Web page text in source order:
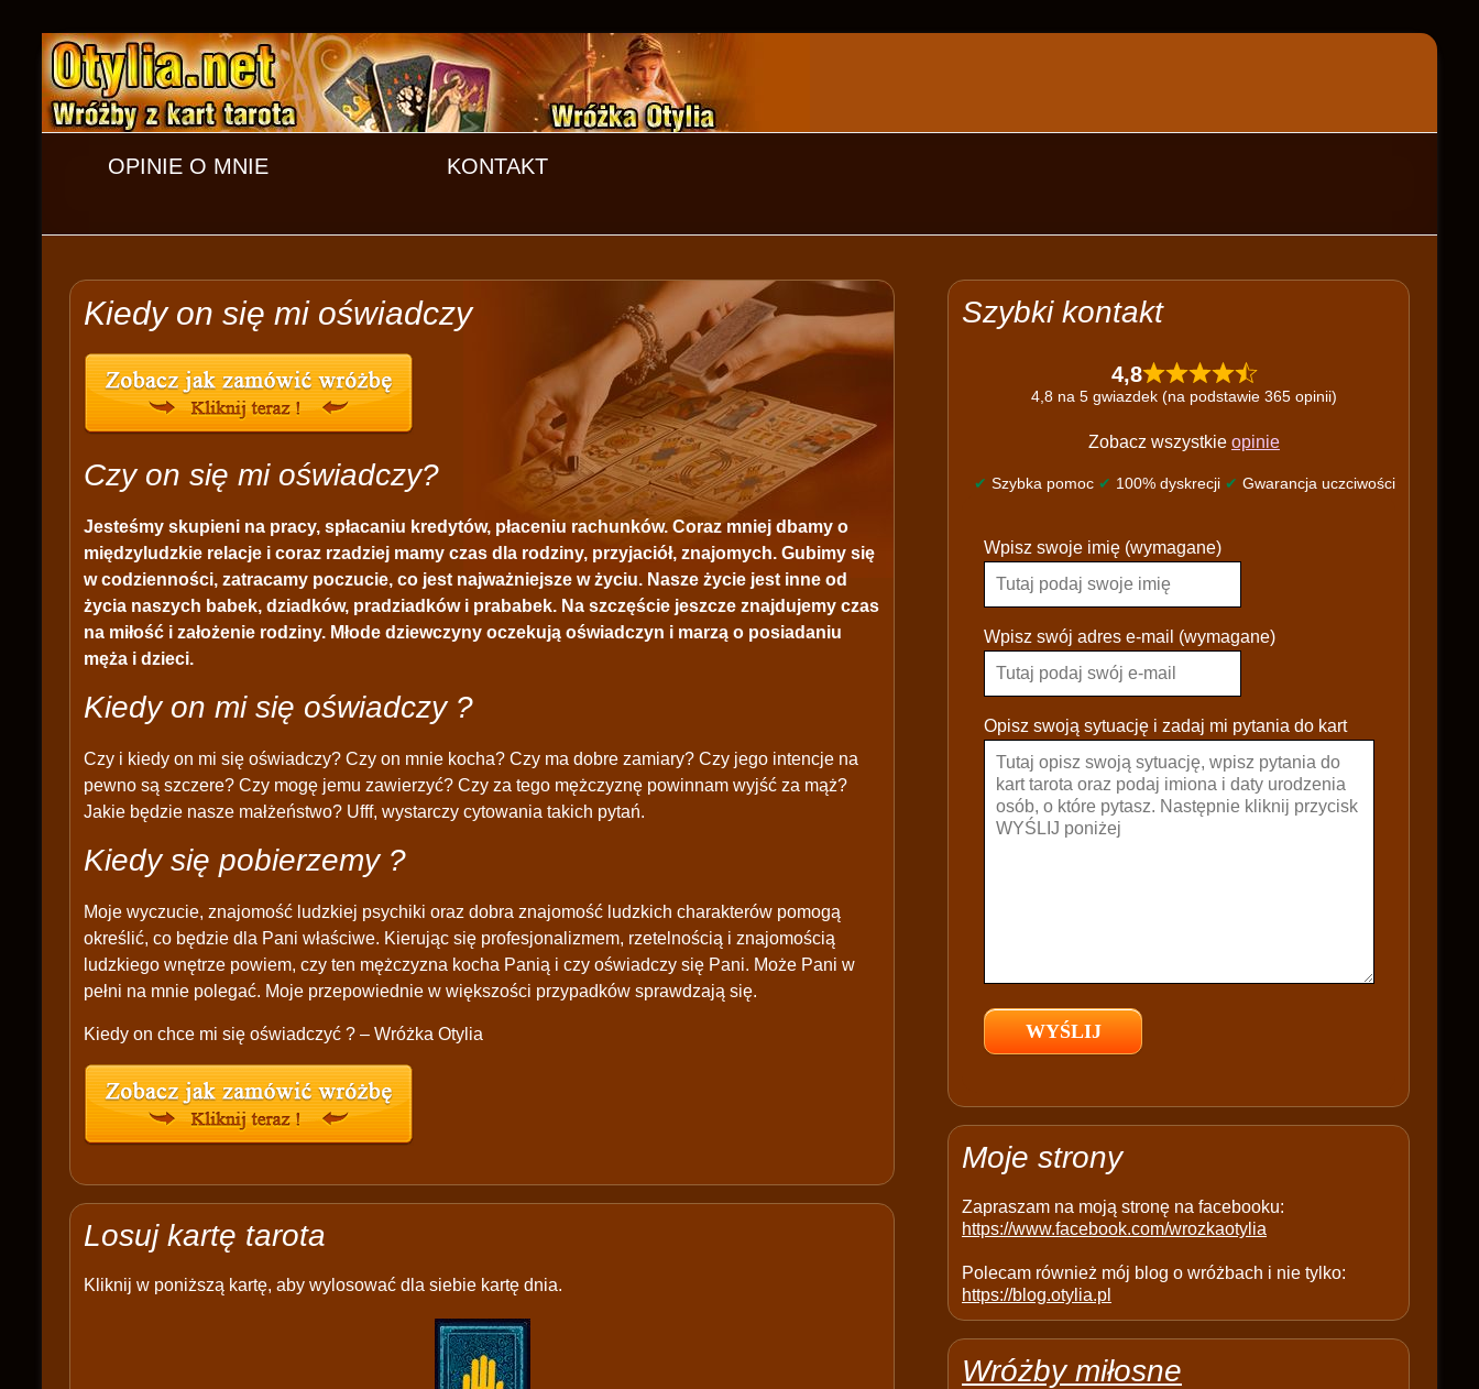
OPINIE O MNIE KONTAKT
Kiedy on się mi oświadczy
Czy on się mi oświadczy?
Jesteśmy skupieni na pracy, spłacaniu kredytów, płaceniu rachunków. Coraz mniej dbamy o
międzyludzkie relacje i coraz rzadziej mamy czas dla rodziny, przyjaciół, znajomych. Gubimy się
w codzienności, zatracamy poczucie, co jest najważniejsze w życiu. Nasze życie jest inne od
życia naszych babek, dziadków, pradziadków i prababek. Na szczęście jeszcze znajdujemy czas
na miłość i założenie rodziny. Młode dziewczyny oczekują oświadczyn i marzą o posiadaniu
męża i dzieci.
Kiedy on mi się oświadczy ?
Czy i kiedy on mi się oświadczy? Czy on mnie kocha? Czy ma dobre zamiary? Czy jego intencje na
pewno są szczere? Czy mogę jemu zawierzyć? Czy za tego mężczyznę powinnam wyjść za mąż?
Jakie będzie nasze małżeństwo? Ufff, wystarczy cytowania takich pytań.
Kiedy się pobierzemy ?
Moje wyczucie, znajomość ludzkiej psychiki oraz dobra znajomość ludzkich charakterów pomogą
określić, co będzie dla Pani właściwe. Kierując się profesjonalizmem, rzetelnością i znajomością
ludzkiego wnętrze powiem, czy ten mężczyzna kocha Panią i czy oświadczy się Pani. Może Pani w
pełni na mnie polegać. Moje przepowiednie w większości przypadków sprawdzają się.
Kiedy on chce mi się oświadczyć ? – Wróżka Otylia
Losuj kartę tarota
Kliknij w poniższą kartę, aby wylosować dla siebie kartę dnia.
Szybki kontakt
4,8
4,8 na 5 gwiazdek (na podstawie 365 opinii)
Zobacz wszystkie opinie
✔ Szybka pomoc ✔ 100% dyskrecji ✔ Gwarancja uczciwości
l
a
s
e
a
e
e
p
y
Wpisz swoje imię (wymagane)
Wpisz swój adres e-mail (wymagane)
Opisz swoją sytuację i zadaj mi pytania do kart
Moje strony
Zapraszam na moją stronę na facebooku:
https://www.facebook.com/wrozkaotylia
Polecam również mój blog o wróżbach i nie tylko:
https://blog.otylia.pl
Wróżby miłosne